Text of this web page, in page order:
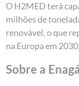
O H2MED terá
milhões de
renovável, o que
na Europa em
Sobre a